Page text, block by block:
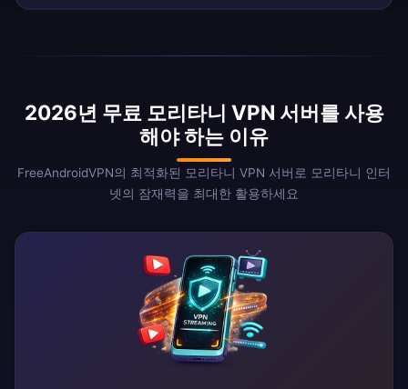
2026년 무료 모리타니 VPN 서버를 사용
해야 하는 이유
FreeAndroidVPN의 최적화된 모리타니 VPN 서버로 모리타니 인터
넷의 잠재력을 최대한 활용하세요